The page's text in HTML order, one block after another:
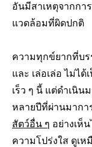
อันมีสาเหตุจากกา
แวดล้อมที่ผิดปกติ
ความทุกข์ยากที่บร
และ เล่อเล่อ ไม่ได้
เร็ว ๆ นี้ แต่ดำเนิ
หลายปีที่ผ่านมากา
สัตว์อื่น ๆ อย่างเห็
ความโปร่งใส ดูเ